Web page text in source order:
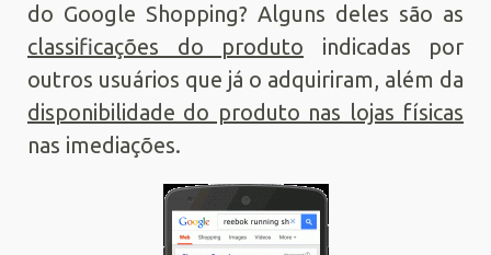
do Google Shopping? Alguns deles são as
classificações do produto indicadas por
outros usuários que já o adquiriram, além da
disponibilidade do produto nas lojas físicas
nas imediações.